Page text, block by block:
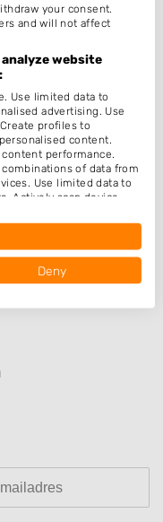
your consent.
and will not affect
website
Use limited data to
advertising. Use
profiles to
content.
performance.
of data from
Use limited data to
Actively scan device
Union and send to the
to this website/app.
Deny